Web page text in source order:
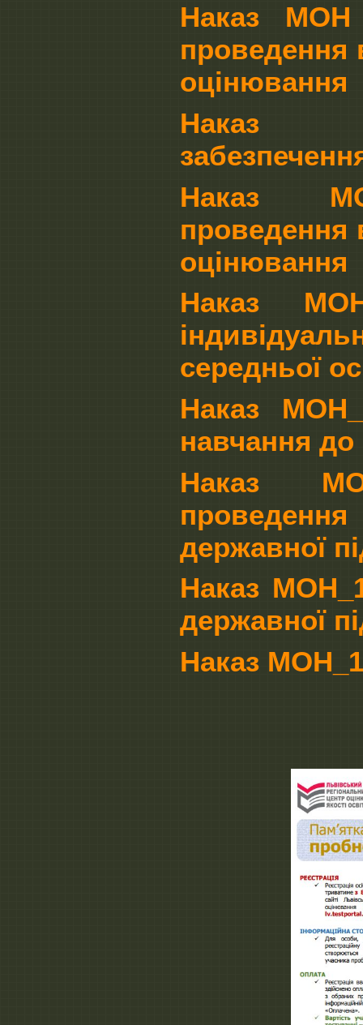
Наказ МОН
проведення
оцінювання
Наказ
Наказ
проведення
оцінювання
Наказ
середньої
Наказ
навчання до
Наказ
державної
Наказ
державної
Наказ